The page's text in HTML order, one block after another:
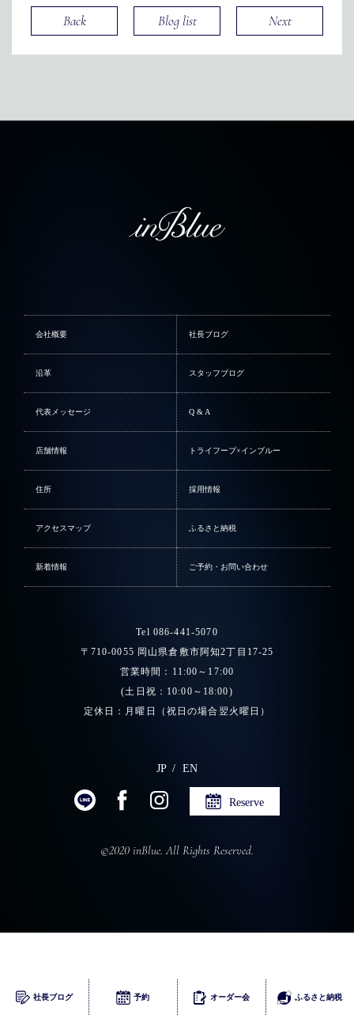
Back Blog list Next
会社概要 社長ブログ
沿革 スタッフブログ
代表メッセージ Q & A
店舗情報 トライフープ×インブルー
住所 採用情報
アクセスマップ ふるさと納税
新着情報 ご予約・お問い合わせ
Tel 086-441-5070
〒710-0055 岡山県倉敷市阿知2丁目17-25
営業時間：11:00～17:00
(土日祝：10:00～18:00)
定休日：月曜日（祝日の場合翌火曜日）
JP EN
Reserve
©2020 inBlue. All Rights Reserved.
ふるさとチョイス
社長ブログ 予約 オーダー会 ふるさと納税